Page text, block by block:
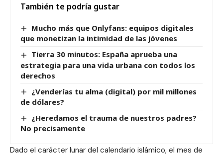
También te podría gustar
Mucho más que Onlyfans: equipos digitales
que monetizan la intimidad de las jóvenes
Tierra 30 minutos: España aprueba una
estrategia para una vida urbana con todos los
derechos
¿Venderías tu alma (digital) por mil millones
de dólares?
¿Heredamos el trauma de nuestros padres?
No precisamente
Dado el carácter lunar del calendario islámico, el mes de